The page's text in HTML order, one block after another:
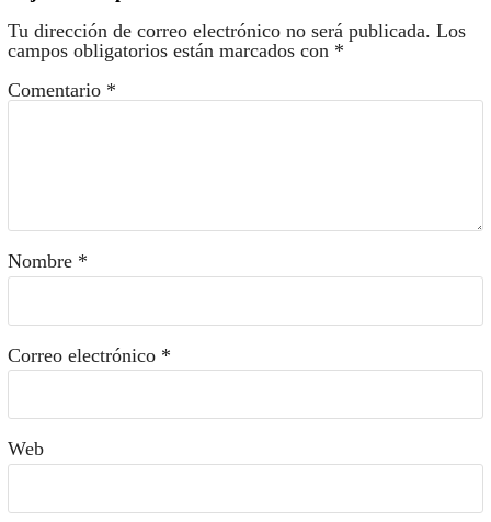
Tu dirección de correo electrónico no será publicada. Los
campos obligatorios están marcados con *
Comentario *
Nombre *
Correo electrónico *
Web